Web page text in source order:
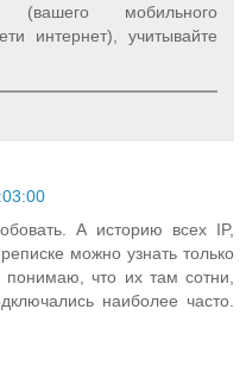
(вашего мобильного
интернет), учитывайте
А историю всех IP,
можно узнать только
что их там сотни,
наиболее часто.